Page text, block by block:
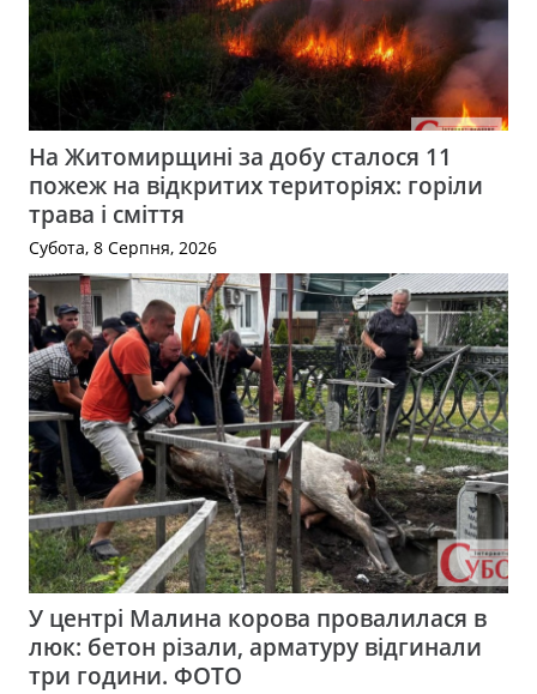
На Житомирщині за добу сталося 11
пожеж на відкритих територіях: горіли
трава і сміття
Субота, 8 Серпня, 2026
У центрі Малина корова провалилася в
люк: бетон різали, арматуру відгинали
три години. ФОТО